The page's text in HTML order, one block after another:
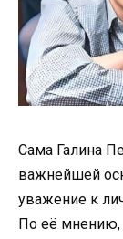
Сама Галина
важнейшей
уважение к
По её мнению,